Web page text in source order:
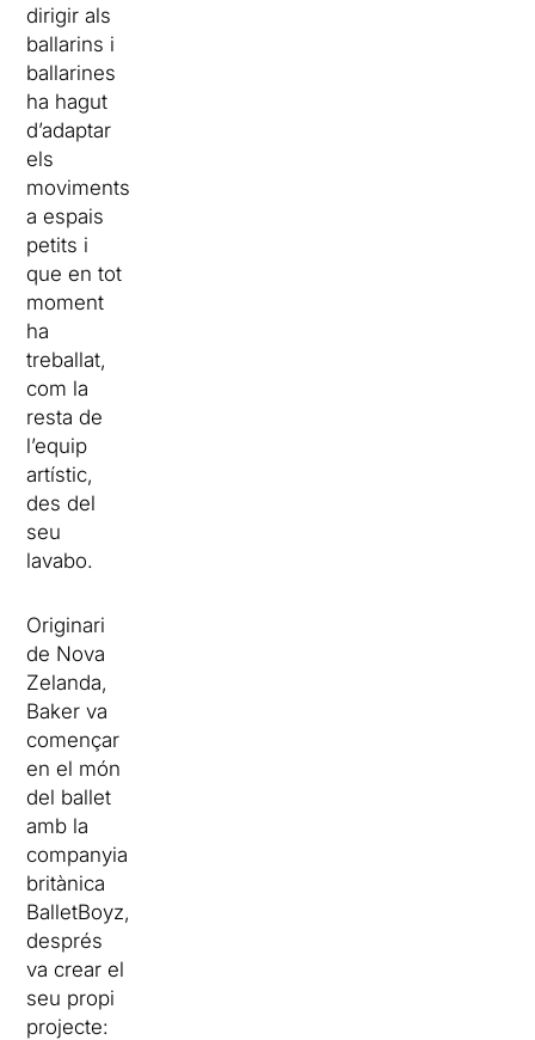
dirigir als
ballarins i
ballarines
ha hagut
d’adaptar
els
moviments
a espais
petits i
que en tot
moment
ha
treballat,
com la
resta de
l’equip
artístic,
des del
seu
lavabo.
Originari
de Nova
Zelanda,
Baker va
començar
en el món
del ballet
amb la
companyia
britànica
BalletBoyz,
després
va crear el
seu propi
projecte: